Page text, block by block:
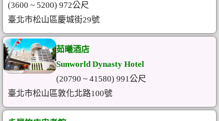
(3600 ~ 5200) 972公尺
臺北市松山區慶城街29號
茹曦酒店
Sunworld Dynasty Hotel
(20790 ~ 41580) 991公尺
臺北市松山區敦化北路100號